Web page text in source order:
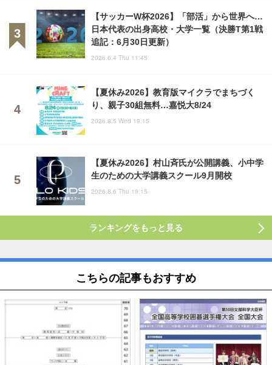
【サッカーW杯2026】「部活」から世界へ…
日本代表の出身高校・大学一覧（決勝T第1戦
追記：6月30日更新）
2026.6.4 Thu 11:45
【夏休み2026】教育版マイクラでまちづく
り、親子30組無料…嘉悦大8/24
2026.8.5 Wed 19:15
【夏休み2026】村山斉氏が公開講義、小中学
生のための大学講義スクール9月開校
2026.8.6 Thu 19:15
ランキングをもっと見る
こちらの記事もおすすめ